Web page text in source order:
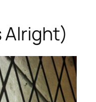
Alright)